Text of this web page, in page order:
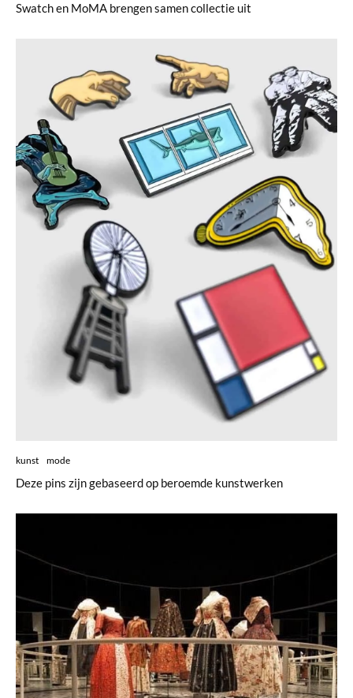
Swatch en MoMA brengen samen collectie uit
kunst mode
Deze pins zijn gebaseerd op beroemde kunstwerken